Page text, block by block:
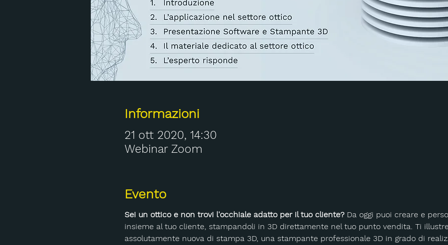
Informazioni
21 ott 2020, 14:30
Webinar Zoom
Evento
Sei un ottico e non trovi l'occhiale adatto per il tuo cliente? Da oggi puoi creare e
insieme al tuo cliente, stampandoli in 3D direttamente nel tuo punto vendita. Ti
assolutamente nuova di stampa 3D, una stampante professionale 3D in grado di